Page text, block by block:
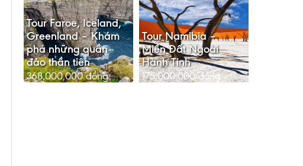
Tour Faroe, Iceland,
Greenland – Khám
phá những quần
đảo thần tiên
368,000,000đồng
Tour Namibia –
Miền Đất Ngoài
Hành Tinh
175,000,000đồng